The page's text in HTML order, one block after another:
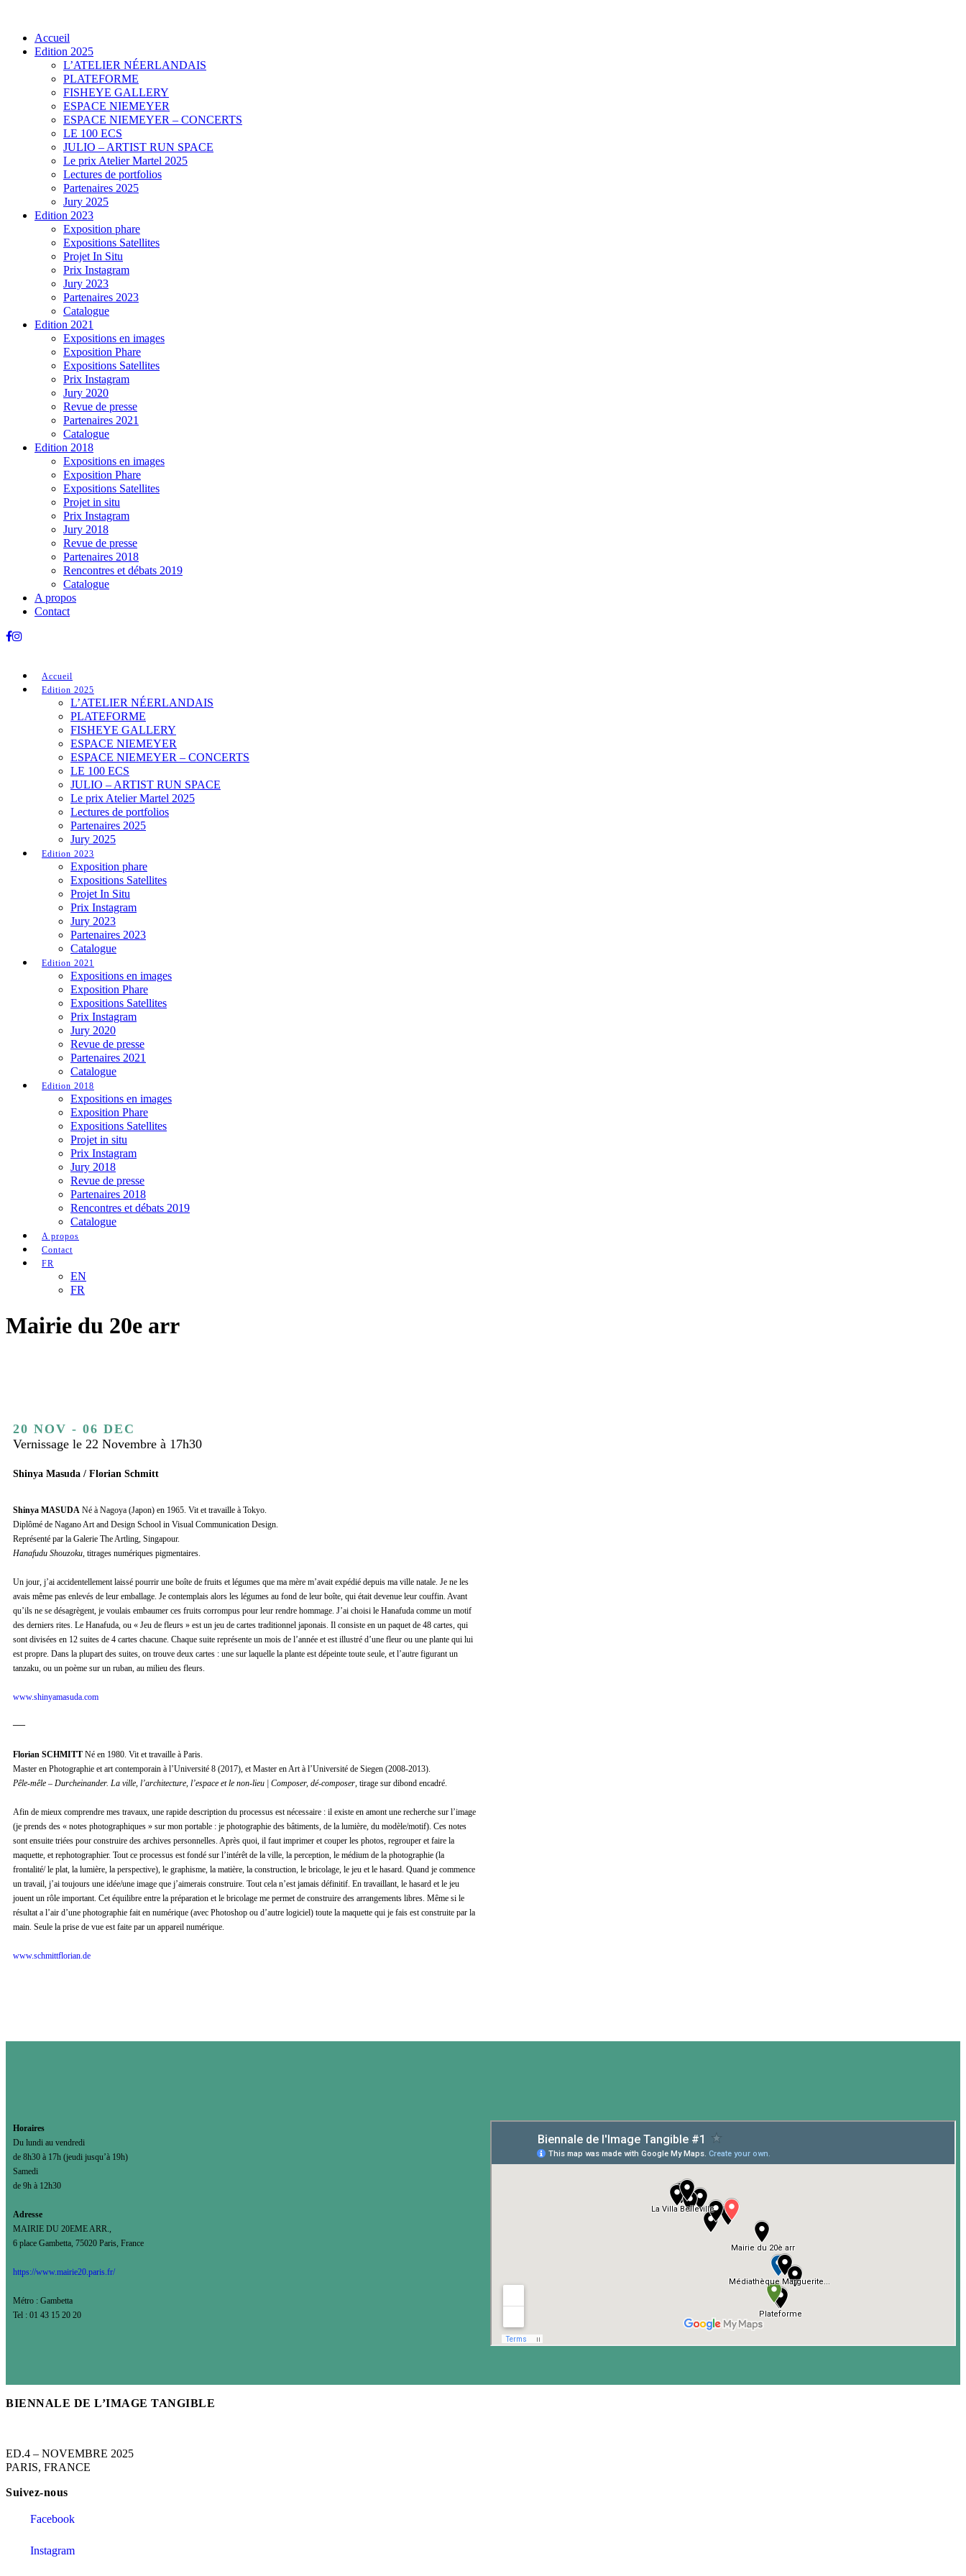
Accueil
Edition 2025
L’ATELIER NÉERLANDAIS
PLATEFORME
FISHEYE GALLERY
ESPACE NIEMEYER
ESPACE NIEMEYER – CONCERTS
LE 100 ECS
JULIO – ARTIST RUN SPACE
Le prix Atelier Martel 2025
Lectures de portfolios
Partenaires 2025
Jury 2025
Edition 2023
Exposition phare
Expositions Satellites
Projet In Situ
Prix Instagram
Jury 2023
Partenaires 2023
Catalogue
Edition 2021
Expositions en images
Exposition Phare
Expositions Satellites
Prix Instagram
Jury 2020
Revue de presse
Partenaires 2021
Catalogue
Edition 2018
Expositions en images
Exposition Phare
Expositions Satellites
Projet in situ
Prix Instagram
Jury 2018
Revue de presse
Partenaires 2018
Rencontres et débats 2019
Catalogue
A propos
Contact
Accueil
Edition 2025
L’ATELIER NÉERLANDAIS
PLATEFORME
FISHEYE GALLERY
ESPACE NIEMEYER
ESPACE NIEMEYER – CONCERTS
LE 100 ECS
JULIO – ARTIST RUN SPACE
Le prix Atelier Martel 2025
Lectures de portfolios
Partenaires 2025
Jury 2025
Edition 2023
Exposition phare
Expositions Satellites
Projet In Situ
Prix Instagram
Jury 2023
Partenaires 2023
Catalogue
Edition 2021
Expositions en images
Exposition Phare
Expositions Satellites
Prix Instagram
Jury 2020
Revue de presse
Partenaires 2021
Catalogue
Edition 2018
Expositions en images
Exposition Phare
Expositions Satellites
Projet in situ
Prix Instagram
Jury 2018
Revue de presse
Partenaires 2018
Rencontres et débats 2019
Catalogue
A propos
Contact
FR
EN
FR
Mairie du 20e arr
20 NOV - 06 DEC
Vernissage le 22 Novembre à 17h30
Shinya Masuda / Florian Schmitt
Shinya MASUDA Né à Nagoya (Japon) en 1965. Vit et travaille à Tokyo.
Diplômé de Nagano Art and Design School in Visual Communication Design.
Représenté par la Galerie The Artling, Singapour.
Hanafudu Shouzoku, titrages numériques pigmentaires.
Un jour, j’ai accidentellement laissé pourrir une boîte de fruits et légumes que ma mère m’avait expédié depuis ma ville natale. Je ne les
avais même pas enlevés de leur emballage. Je contemplais alors les légumes au fond de leur boîte, qui était devenue leur couffin. Avant
qu’ils ne se désagrègent, je voulais embaumer ces fruits corrompus pour leur rendre hommage. J’ai choisi le Hanafuda comme un motif
des derniers rites. Le Hanafuda, ou « Jeu de fleurs » est un jeu de cartes traditionnel japonais. Il consiste en un paquet de 48 cartes, qui
sont divisées en 12 suites de 4 cartes chacune. Chaque suite représente un mois de l’année et est illustré d’une fleur ou une plante qui lui
est propre. Dans la plupart des suites, on trouve deux cartes : une sur laquelle la plante est dépeinte toute seule, et l’autre figurant un
tanzaku, ou un poème sur un ruban, au milieu des fleurs.
www.shinyamasuda.com
—
Florian SCHMITT Né en 1980. Vit et travaille à Paris.
Master en Photographie et art contemporain à l’Université 8 (2017), et Master en Art à l’Université de Siegen (2008-2013).
Pêle-mêle – Durcheinander. La ville, l’architecture, l’espace et le non-lieu | Composer, dé-composer, tirage sur dibond encadré.
Afin de mieux comprendre mes travaux, une rapide description du processus est nécessaire : il existe en amont une recherche sur l’image
(je prends des « notes photographiques » sur mon portable : je photographie des bâtiments, de la lumière, du modèle/motif). Ces notes
sont ensuite triées pour construire des archives personnelles. Après quoi, il faut imprimer et couper les photos, regrouper et faire la
maquette, et rephotographier. Tout ce processus est fondé sur l’intérêt de la ville, la perception, le médium de la photographie (la
frontalité/ le plat, la lumière, la perspective), le graphisme, la matière, la construction, le bricolage, le jeu et le hasard. Quand je commence
un travail, j’ai toujours une idée/une image que j’aimerais construire. Tout cela n’est jamais définitif. En travaillant, le hasard et le jeu
jouent un rôle important. Cet équilibre entre la préparation et le bricolage me permet de construire des arrangements libres. Même si le
résultat a l’air d’une photographie fait en numérique (avec Photoshop ou d’autre logiciel) toute la maquette qui je fais est construite par la
main. Seule la prise de vue est faite par un appareil numérique.
www.schmittflorian.de
Horaires
Du lundi au vendredi
de 8h30 à 17h (jeudi jusqu’à 19h)
Samedi
de 9h à 12h30
Adresse
MAIRIE DU 20EME ARR.,
6 place Gambetta, 75020 Paris, France
https://www.mairie20.paris.fr/
Métro : Gambetta
Tel : 01 43 15 20 20
BIENNALE DE L’IMAGE TANGIBLE
ED.4 – NOVEMBRE 2025
PARIS, FRANCE
Suivez-nous
Facebook
Instagram